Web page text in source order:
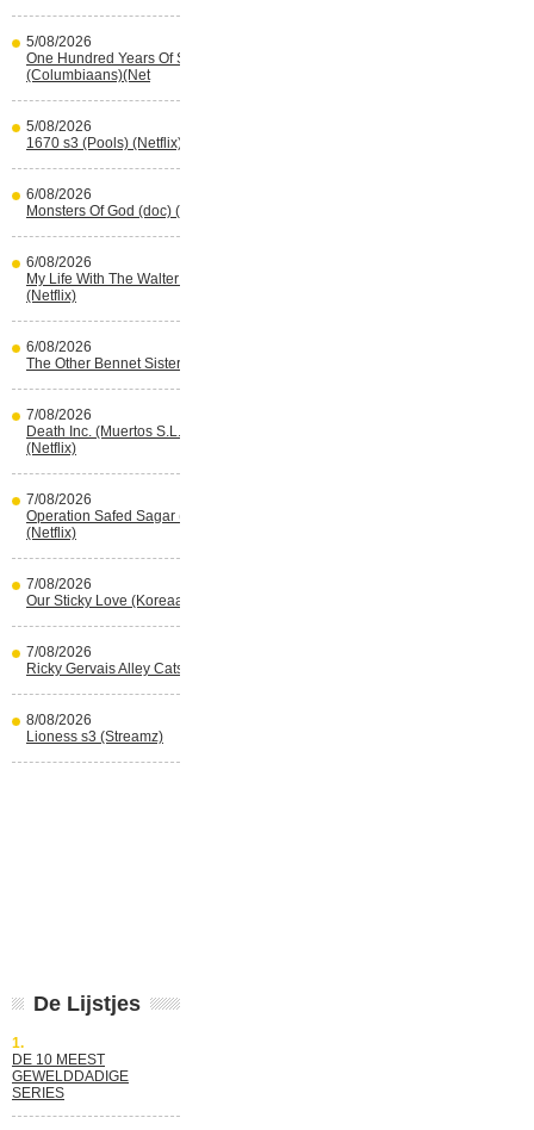
5/08/2026
One Hundred Years Of Solitude s2
(Columbiaans)(Net
5/08/2026
1670 s3 (Pools) (Netflix)
6/08/2026
Monsters Of God (doc) (HBO Max)
6/08/2026
My Life With The Walter Boys s3
(Netflix)
6/08/2026
The Other Bennet Sister (HBO Max)
7/08/2026
Death Inc. (Muertos S.L.) s4 (Spaans)
(Netflix)
7/08/2026
Operation Safed Sagar (Indisch)
(Netflix)
7/08/2026
Our Sticky Love (Koreaans) (Netflix)
7/08/2026
Ricky Gervais Alley Cats (Netflix)
8/08/2026
Lioness s3 (Streamz)
De Lijstjes
1.
DE 10 MEEST
GEWELDDADIGE
SERIES